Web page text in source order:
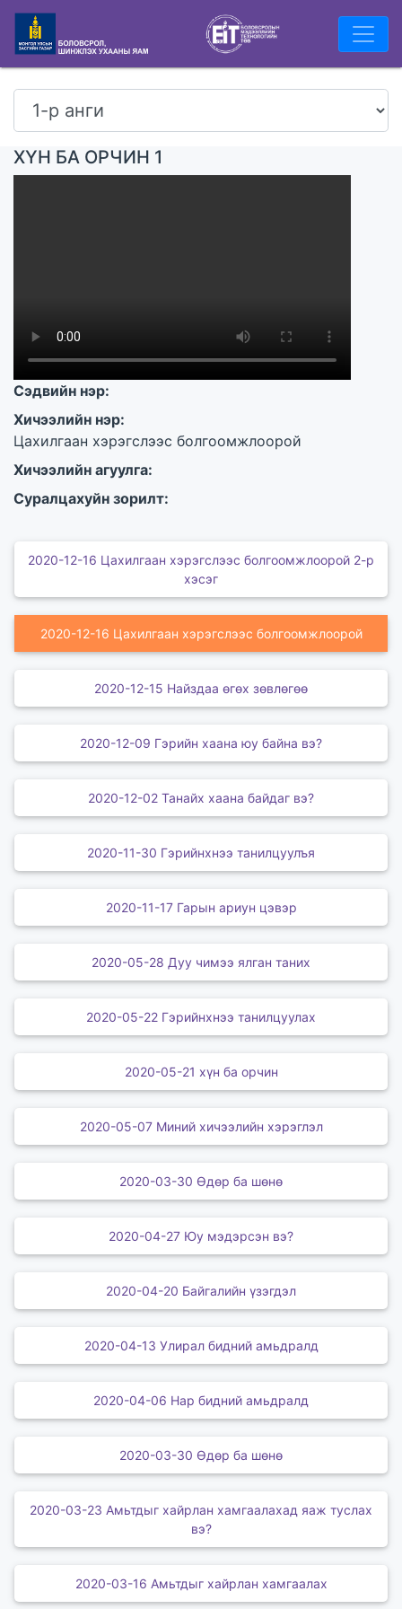
ХҮН БА ОРЧИН 1
Сэдвийн нэр:
Хичээлийн нэр:
Цахилгаан хэрэгслээс болгоомжлоорой
Хичээлийн агуулга:
Суралцахуйн зорилт:
2020-12-16 Цахилгаан хэрэгслээс болгоомжлоорой 2-р
хэсэг
2020-12-16 Цахилгаан хэрэгслээс болгоомжлоорой
2020-12-15 Найздаа өгөх зөвлөгөө
2020-12-09 Гэрийн хаана юу байна вэ?
2020-12-02 Танайх хаана байдаг вэ?
2020-11-30 Гэрийнхнээ танилцуулъя
2020-11-17 Гарын ариун цэвэр
2020-05-28 Дуу чимээ ялган таних
2020-05-22 Гэрийнхнээ танилцуулах
2020-05-21 хүн ба орчин
2020-05-07 Миний хичээлийн хэрэглэл
2020-03-30 Өдөр ба шөнө
2020-04-27 Юу мэдэрсэн вэ?
2020-04-20 Байгалийн үзэгдэл
2020-04-13 Улирал бидний амьдралд
2020-04-06 Нар бидний амьдралд
2020-03-30 Өдөр ба шөнө
2020-03-23 Амьтдыг хайрлан хамгаалахад яаж туслах
вэ?
2020-03-16 Амьтдыг хайрлан хамгаалах